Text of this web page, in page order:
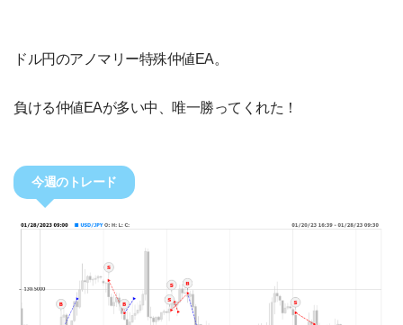
ドル円のアノマリー特殊仲値EA。
負ける仲値EAが多い中、唯一勝ってくれた！
今週のトレード